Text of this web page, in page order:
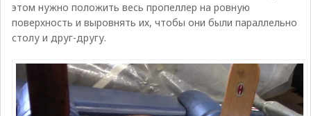
этом нужно положить весь пропеллер на ровную
поверхность и выровнять их, чтобы они были параллельно
столу и друг-другу.